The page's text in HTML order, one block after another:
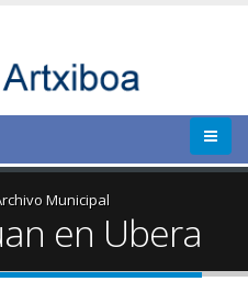
Municipal
en Ubera